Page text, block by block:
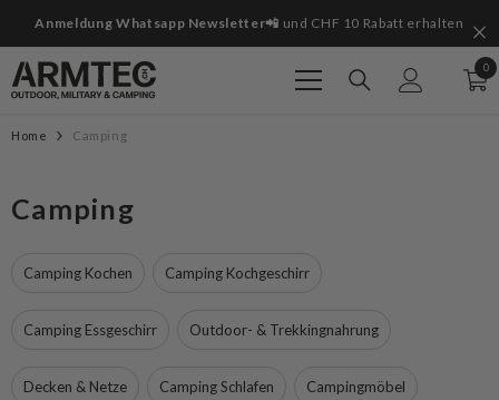
Jetzt bestellen🥳 ab CHF 100 erhältst du ein Geschenk gratis dazu!
00
Home Camping
Camping
Camping Kochen Camping Kochgeschirr
Camping Essgeschirr Outdoor- & Trekkingnahrung
Decken & Netze Camping Schlafen Campingmöbel